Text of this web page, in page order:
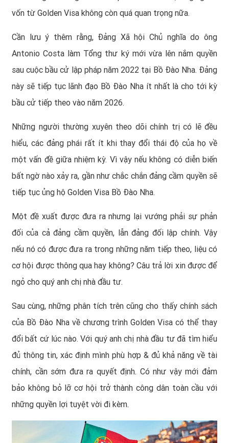
vốn từ Golden Visa không còn quá quan trọng nữa.
Cần lưu ý thêm rằng, Đảng Xã hội Chủ nghĩa do ông
Antonio Costa làm Tổng thư ký mới vừa lên nắm quyền
sau cuộc bầu cử lập pháp năm 2022 tại Bồ Đào Nha. Đảng
này sẽ tiếp tục lãnh đạo Bồ Đào Nha ít nhất là cho tới kỳ
bầu cử tiếp theo vào năm 2026.
Những người thường xuyên theo dõi chính trị có lẽ đều
hiểu, các đảng phái rất ít khi thay đổi thái độ của họ về
một vấn đề giữa nhiệm kỳ. Vì vậy nếu không có diễn biến
bất ngờ nào xảy ra, gần như chắc chắn đảng cầm quyền sẽ
tiếp tục ủng hộ Golden Visa Bồ Đào Nha.
Một đề xuất được đưa ra nhưng lại vướng phải sự phản
đối của cả đảng cầm quyền, lẫn đảng đối lập chính. Vậy
nếu nó có được đưa ra trong những năm tiếp theo, liệu có
cơ hội được thông qua hay không? Câu trả lời xin được để
ngỏ cho quý anh chị nhà đầu tư.
Sau cùng, những phân tích trên cũng cho thấy chính sách
của Bồ Đào Nha về chương trình Golden Visa có thể thay
đổi bất cứ lúc nào. Với quý anh chị nhà đầu tư đã tìm hiểu
đủ thông tin, xác định mình phù hợp & đủ khả năng về tài
chính, cần sớm đưa ra quyết định. Có như vậy mới đảm
bảo không bỏ lỡ cơ hội trở thành công dân toàn cầu với
những quyền lợi tuyệt vời đi kèm.